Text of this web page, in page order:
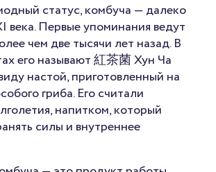
статус, комбуча — далеко
века. Первые упоминания ведут
чем две тысячи лет назад. В
его называют 紅茶菌 Хун Ча
настой, приготовленный на
гриба. Его считали
напитком, который
силы и внутреннее